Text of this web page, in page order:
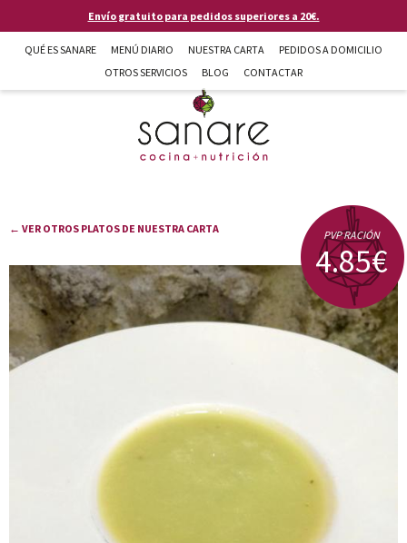
Pasar al contenido principalEnvío gratuito para pedidos superiores a 20€.
QUÉ ES SANARE MENÚ DIARIO NUESTRA CARTA
PEDIDOS A DOMICILIO
OTROS SERVICIOS
BLOG CONTACTAR
Sanare cocina + nutrición en Almería
← VER OTROS PLATOS DE NUESTRA CARTA PVP RACIÓN
4.85€